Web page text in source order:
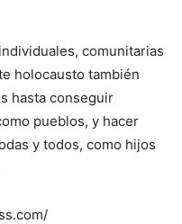
comunitarias
holocausto también
hasta conseguir
pueblos, y hacer
y todos, como hijos